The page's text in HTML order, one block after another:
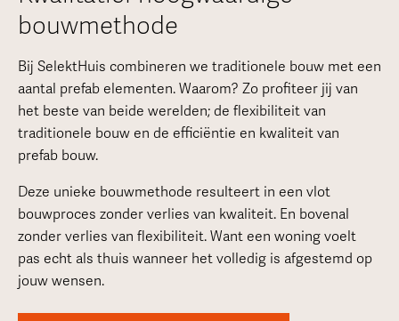
bouwmethode
Bij SelektHuis combineren we traditionele bouw met een
aantal prefab elementen. Waarom? Zo profiteer jij van
het beste van beide werelden; de flexibiliteit van
traditionele bouw en de efficiëntie en kwaliteit van
prefab bouw.
Deze unieke bouwmethode resulteert in een vlot
bouwproces zonder verlies van kwaliteit. En bovenal
zonder verlies van flexibiliteit. Want een woning voelt
pas echt als thuis wanneer het volledig is afgestemd op
jouw wensen.